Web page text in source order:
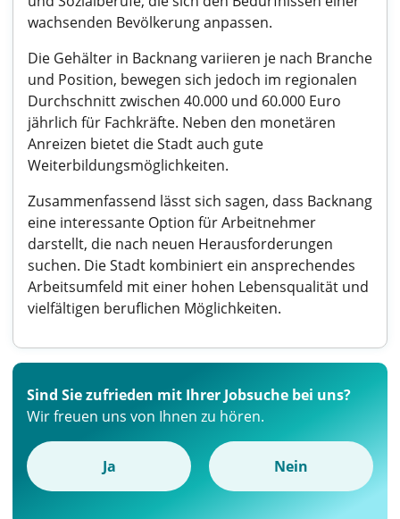
wachsenden Bevölkerung anpassen.
Die Gehälter in Backnang variieren je nach Branche
und Position, bewegen sich jedoch im regionalen
Durchschnitt zwischen 40.000 und 60.000 Euro
jährlich für Fachkräfte. Neben den monetären
Anreizen bietet die Stadt auch gute
Weiterbildungsmöglichkeiten.
Zusammenfassend lässt sich sagen, dass Backnang
eine interessante Option für Arbeitnehmer
darstellt, die nach neuen Herausforderungen
suchen. Die Stadt kombiniert ein ansprechendes
Arbeitsumfeld mit einer hohen Lebensqualität und
vielfältigen beruflichen Möglichkeiten.
Sind Sie zufrieden mit Ihrer Jobsuche bei uns?
Wir freuen uns von Ihnen zu hören.
Ja Nein